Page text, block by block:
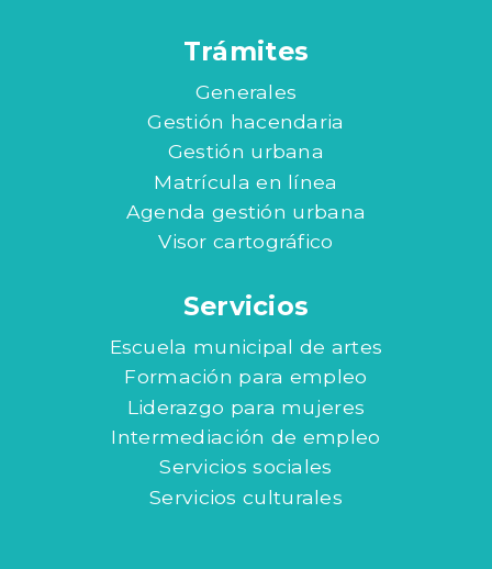
Trámites
Generales
Gestión hacendaria
Gestión urbana
Matrícula en línea
Agenda gestión urbana
Visor cartográfico
Servicios
Escuela municipal de artes
Formación para empleo
Liderazgo para mujeres
Intermediación de empleo
Servicios sociales
Servicios culturales